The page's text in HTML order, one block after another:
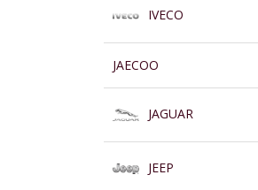
IVECO
JAECOO
JAGUAR
JEEP